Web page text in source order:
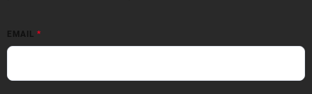
EMAIL